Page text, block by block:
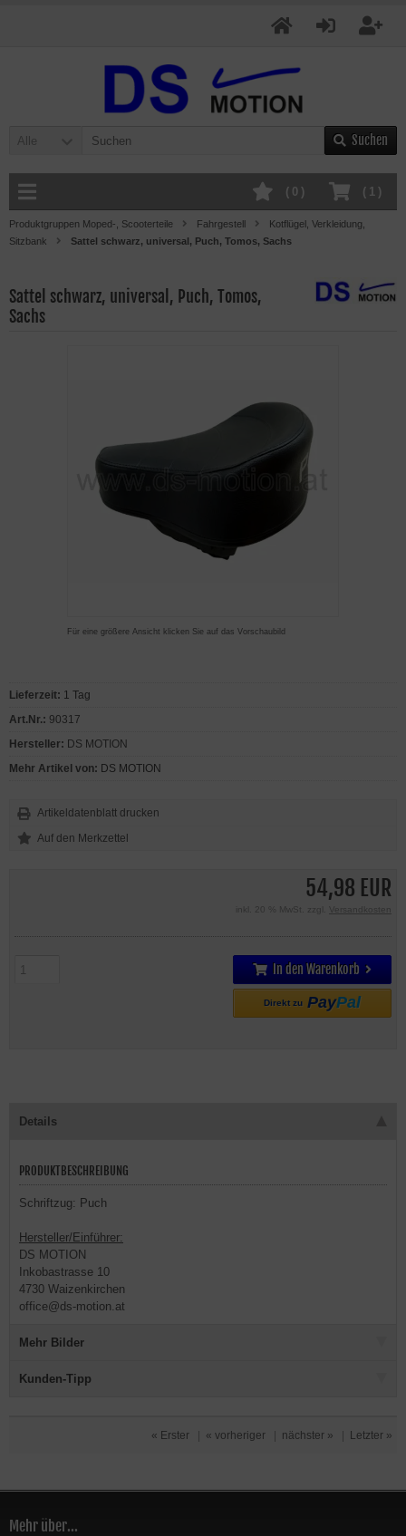
Alle Suchen
( 1 )
( 0 )
Produktgruppen Moped-, Scooterteile Fahrgestell
Kotflügel, Verkleidung,
Sitzbank
Sattel schwarz, universal, Puch, Tomos, Sachs
Sattel schwarz, universal, Puch, Tomos,
Sachs
Für eine größere Ansicht klicken Sie auf das Vorschaubild
54,98 EUR
inkl. 20 % MwSt. zzgl. Versandkosten
In den Warenkorb
Direkt zu PayPal
Lieferzeit: 1 Tag
Art.Nr.: 90317
Hersteller: DS MOTION
Mehr Artikel von: DS MOTION
Artikeldatenblatt drucken
Details
PRODUKTBESCHREIBUNG
Schriftzug: Puch
Hersteller/Einführer:
DS MOTION
Inkobastrasse 10
4730 Waizenkirchen
office@ds-motion.at
Mehr Bilder
Kunden-Tipp
« Erster « vorheriger nächster » Letzter »
Mehr über...